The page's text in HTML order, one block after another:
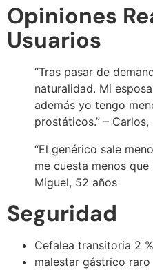
Opiniones
Usuarios
“Tras pasar de
naturalidad. Mi
además yo tengo
prostáticos.” – Carlos,
“El genérico sale
me cuesta menos que
Miguel, 52 años
Seguridad
Cefalea transitoria 2 %
malestar gástrico raro